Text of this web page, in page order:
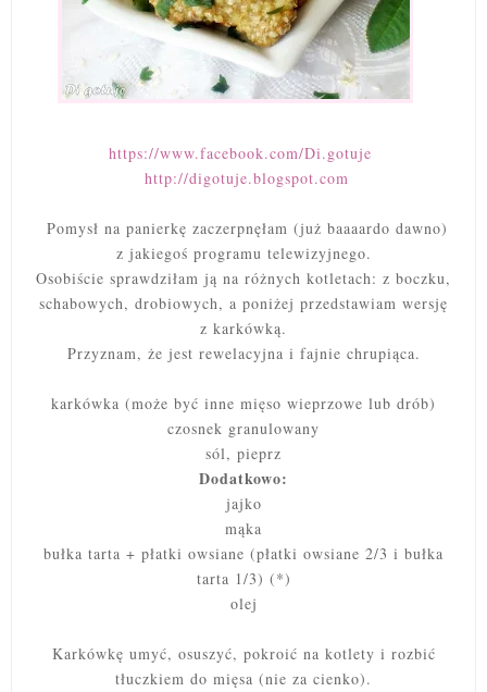
https://www.facebook.com/Di.gotuje
http://digotuje.blogspot.com
Pomysł na panierkę zaczerpnęłam (już baaaardo dawno)
z jakiegoś programu telewizyjnego.
Osobiście sprawdziłam ją na różnych kotletach: z boczku,
schabowych, drobiowych, a poniżej przedstawiam wersję
z karkówką.
Przyznam, że jest rewelacyjna i fajnie chrupiąca.
karkówka (może być inne mięso wieprzowe lub drób)
czosnek granulowany
sól, pieprz
Dodatkowo:
jajko
mąka
bułka tarta + płatki owsiane (płatki owsiane 2/3 i bułka
tarta 1/3) (*)
olej
Karkówkę umyć, osuszyć, pokroić na kotlety i rozbić
tłuczkiem do mięsa (nie za cienko).